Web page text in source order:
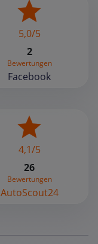
5,0/5
2
Bewertungen
Facebook
4,1/5
26
Bewertungen
AutoScout24